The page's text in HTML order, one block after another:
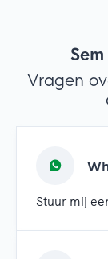
Vragen
Stuur mij